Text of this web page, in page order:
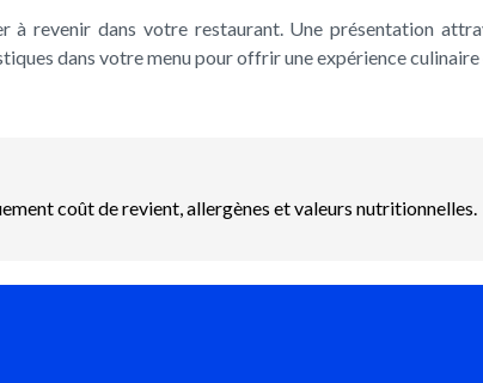
revenir dans votre restaurant. Une présentation
dans votre menu pour offrir une expérience
coût de revient, allergènes et valeurs nutritionnelles.